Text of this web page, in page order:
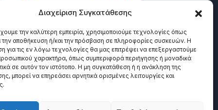
Διαχείριση Συγκατάθεσης
την καλύτερη εμπειρία, χρησιμοποιούμε τεχνολογίες όπως
την αποθήκευση ή/και την πρόσβαση σε πληροφορίες συσκευών. Η
για τις εν λόγω τεχνολογίες θα μας επιτρέψει να επεξεργαστούμε
χαρακτήρα, όπως συμπεριφορά περιήγησης ή μοναδικά
σε αυτόν τον ιστότοπο. Η μη συγκατάθεση ή η ανάκληση της
μπορεί να επηρεάσει αρνητικά ορισμένες λειτουργίες και